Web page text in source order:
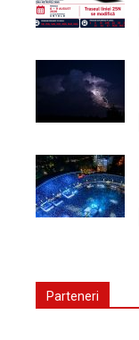
Parteneri